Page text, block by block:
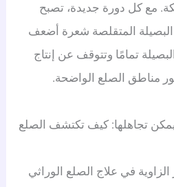
مع كل دورة جديدة، تصبح
المتقلصة شعرة أضعف
تمامًا وتتوقف عن إنتاج
مناطق الصلع الواضحة.
تجاهلها: كيف تكتشف الصلع
في علاج الصلع الوراثي